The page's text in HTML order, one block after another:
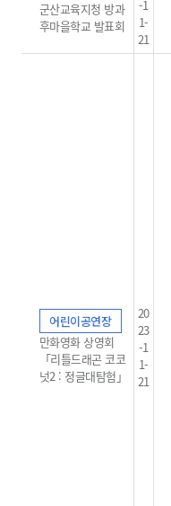
군산교육지청 방과
후마을학교 발표회
-1
1-
21
어린이공연장
만화영화 상영회
「리틀드래곤 코코
넛2 : 정글대탐험」
20
23
-1
1-
21